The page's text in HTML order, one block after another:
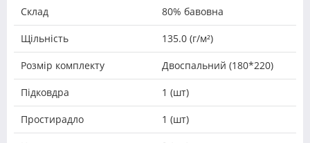
Склад 80% бавовна
Щільність 135.0 (г/м²)
Розмір комплекту Двоспальний (180*220)
Підковдра 1 (шт)
Простирадло 1 (шт)